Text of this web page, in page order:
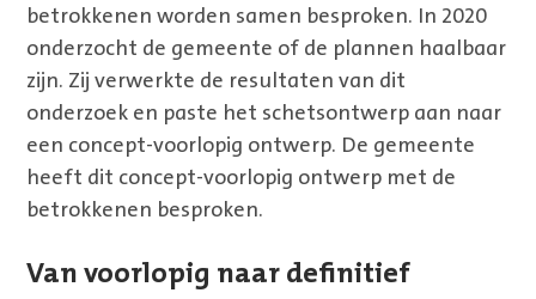
betrokkenen worden samen besproken. In 2020
onderzocht de gemeente of de plannen haalbaar
zijn. Zij verwerkte de resultaten van dit
onderzoek en paste het schetsontwerp aan naar
een concept-voorlopig ontwerp. De gemeente
heeft dit concept-voorlopig ontwerp met de
betrokkenen besproken.
Van voorlopig naar definitief